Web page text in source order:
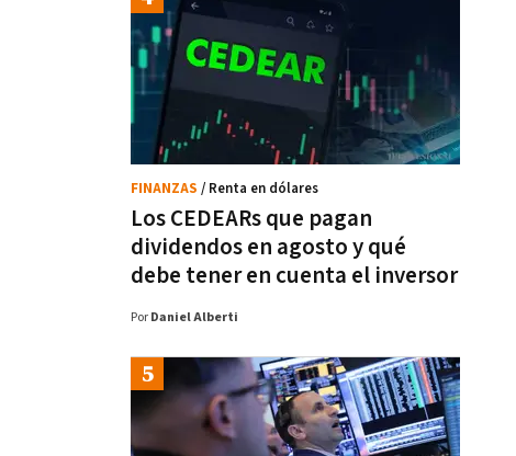
Los CEDEARs que pagan
dividendos en agosto y qué
debe tener en cuenta el inversor
FINANZAS / Renta en dólares
Por Daniel Alberti